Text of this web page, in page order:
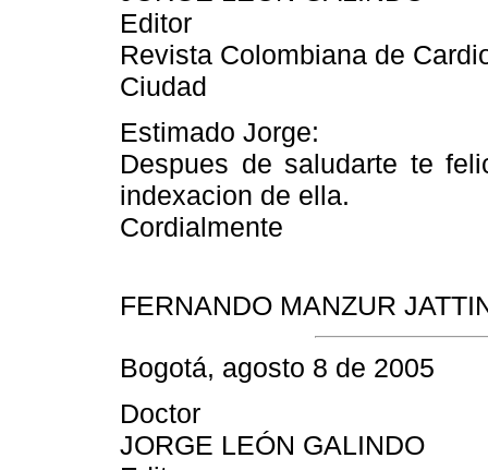
Editor
Revista Colombiana de
Ciudad
Estimado Jorge:
Despues de saludarte te
indexacion de ella.
Cordialmente
FERNANDO MANZUR
Bogotá, agosto 8 de 2005
Doctor
JORGE LEÓN GALINDO